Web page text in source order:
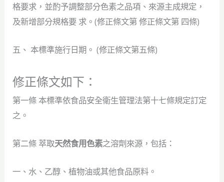
格要求，並酌予調整部分色素之品項、來源主成規定，
及新增部分規格要 求。(修正條文第 修正條文第 四條)
五、 本標準施行日期。 (修正條文第五條)
修正條文如下：
第一條 本標準依食品安全衛生管理法第十七條規定訂定
之。
第二條 萃取天然食用色素之溶劑來源，包括：
一、水、乙醇、植物油或其他食品原料。